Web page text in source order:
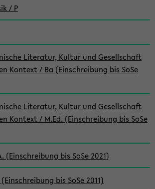
/ P
Literatur, Kultur und Gesellschaft
Kontext / Ba (Einschreibung bis SoSe
Literatur, Kultur und Gesellschaft
Kontext / M.Ed. (Einschreibung bis SoSe
(Einschreibung bis SoSe 2021)
bis SoSe 2011)